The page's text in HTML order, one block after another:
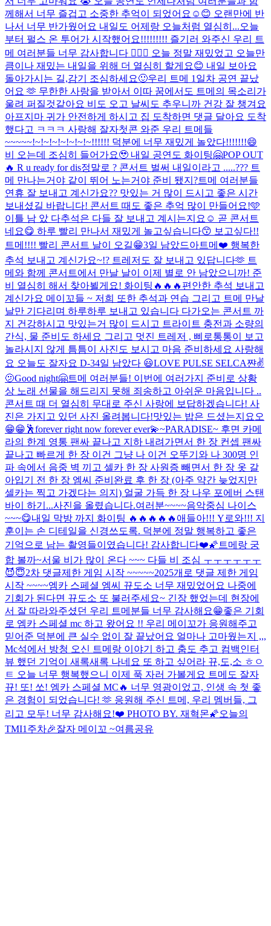
께해서 너무 즐겁고 소중한 추억이 되었어요☺️😊 오랜만에 반
나서 너무 반가웠어요 내일도 어제랑 오늘처럼 열심히...오늘
부터 펄스 온 투어가 시작했어요!!!!!!!!! 즐기러 와주신 우리 트
메 여러분들 너무 감사합니다 🙇🏻‍♂️ 오늘 정말 재밌었고 오늘만
큼이나 재밌는 내일을 위해 더 열심히 할게요😊 내일 보아요
돌아가시는 길,감기 조심하세요🙂우리 트메 1일차 공연 끝났
어요 🫶 무한한 사랑을 받아서 이따 꿈에서도 트메의 목소리가
울려 퍼질것같아요 비도 오고 날씨도 추우니까 건강 잘 챙겨요
아프지마 귀가 안전하게 하시고 집 도착하면 댓글 달아요 도착
했다고 ㅋㅋㅋ 사랑해 잘자첫콘 와준 우리 트메들
~~~~~!~!~!~!~!~!~!~!!!!!! 덕분에 너무 재밌게 놀았다!!!!!!!😄
비 오는데 조심히 들어가요🥹 내일 공연도 화이팅🤗POP OUT
🔥 R u ready for dis정말로 ? 콘서트 벌써 내일이라고 .....??? 트
메 만나는거야 같이 뛰어 노는거야 준비 됐지?트메 여러분들
연휴 잘 보내고 계신가요?? 맛있는 거 많이 드시고 좋은 시간
보내셨길 바랍니다! 콘서트 때도 좋은 추억 많이 만들어요!🩵
이틀 남 았 다추석은 다들 잘 보내고 계시는지요☺️ 곧 콘서트
네요😋 하루 빨리 만나서 재밌게 놀고싶습니다😙 보고싶다!!
트메!!!! 빨리 콘서트 날이 오길😁3일 남았드아트메❤️ 행복한
추석 보내고 계신가요~!? 트레저도 잘 보내고 있답니다🫶 트
메와 함께 콘서트에서 만날 날이 이제 별로 안 남았으니까! 준
비 열심히 해서 찾아뵐게요! 화이팅🔥🔥🔥 편안한 추석 보내고
계신가요 메이꼬들 ~ 저희 또한 추석과 연습 그리고 트메 만날
날만 기다리며 하루하루 보내고 있습니다 다가오는 콘서트 까
지 건강하시고 맛있는거 많이 드시고 트라이트 충전과 소량의
간식, 물 준비도 하세요 그리고 멋진 트레저 , 삐로통통이 보고
놀라시지 않게 틈틈이 사진도 보시고 마음 준비하세요 사랑해
요 오늘도 잘자요 D-34일 남았다 😃LOVE PULSE SELCA쨘✌️
🫤Good night🤗트메 여러분들! 이번에 여러가지 준비로 상황
상 노래 선물을 해드리지 못해 죄송하고 아쉬운 마음입니다 ..
콘서트 때 더 열심히 무대로 주신 사랑에 보답하겠습니다! 사
진은 가지고 있던 사진 올려봅니다!맛있는 밥은 드셨는지요오
😁😁 🕺forever right now forever ever💫~PARADISE~ 후면 카메
라의 한계 영통 팬싸 끝나고 지하 내려가면서 한 장 컨셉 팬싸
끝나고 빠르게 한 장 이건 그냥 나 이건 오뚜기와 나 300명 인
파 속에서 음중 벽 끼고 셀카 한 장 사원증 빼면서 한 장 옷 갈
아입기 전 한 장 엠씨 준비완료 후 한 장 (아주 약간 늦었지만
셀카는 찍고 가겠다는 의지) 얼굴 가득 한 장 나우 포에버 스탠
바이 하기...사진을 올렸습니다.여러분~~~~음악중심 나이스
~~~😋내일 막방 까지 화이팅 🔥🔥🔥🔥🔥 애들아!!! Y로와!!! 지
훈이는 손 디테일을 신경쓰도록. 덕분에 정말 행복하고 좋은
기억으로 남는 촬영들이였습니다! 감사합니다❤️🌠 트메랑 궁
합 볼까~서울 비가 많이 온다 ~~~ 다들 비 조심 ㅜㅜㅜㅜㅜㅜ
😈😇2차 댓글제한 게임 시작 ~~~~~2025개로 댓글 제한 게임
시작 ~~~~엠카 스페셜 엠씨 뀨도소 너무 재밌었어요 나중에
기회가 된다면 뀨도소 또 불러주세요~ 긴장 했었는데 현장에
서 잘 따라와주셨던 우리 트메분들 너무 감사해요😁좋은 기회
로 엠카 스페셜 mc 하고 왔어요 !! 우리 메이꼬가 응원해주고
믿어준 덕분에 큰 실수 없이 잘 끝났어요 얼마나 고마웠는지 ,,,
Mc석에서 방청 오신 트메랑 이야기 하고 춤도 추고 컴백인터
뷰 했던 기억이 새록새록 나네요 또 하고 싶어라 뀨,도,소 ㅎㅇ
ㅌ 오늘 너무 행복했으니 이제 푹 자러 가볼게요 트메도 잘자
뀨! 또! 쏘! 엠카 스페셜 MC🔥 너무 영광이었고, 인생 속 첫 좋
은 경험이 되었습니다! 🫶 응원해 주신 트메, 우리 멤버들, 그
리고 모두! 너무 감사해요!❤️ PHOTO BY. 재혁몬🌠오늘의
TMI1주차🎉잘자 메이꼬 ~여름공유